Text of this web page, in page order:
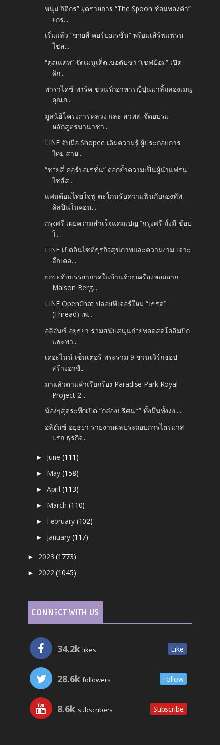
หนุ่ม กิติกร” ผุดรายการ “The Spoon ช้อนทองคำ”
ยกร...
เริ่มแล้ว “ชายสี่ คอร์ปอเรชั่น” พร้อมเสิร์ฟแฟรน
ไชส...
“คุณแคท” จัดเมนูเด็ด..ขอดับซ่า “เชฟป้อม” เปิด
ศึก...
พาราไดซ์ พาร์ค ชวนรักอาหารญี่ปุ่นมาลิ้มลองเมนู
คุณภ...
มูลนิธิโครงการหลวง และ สวพส. จัดอบรม
หลักสูตรนานาชา...
LINE จับมือ Shopee เติมความรู้ ผู้ประกอบการ
ไทย สาย...
“ชายสี่ คอร์ปอเรชั่น” ตอกย้ำความเป็นผู้นำแฟรน
ไชส์ส...
แฟนด้อมไทยใจฟู ตะโกนรับความฟินกับกองทัพ
ศิลปินในคอน...
กรุงศรี เผยความสำเร็จแคมเปญ “กรุงศรี มั่งมี ช้อป
ใ...
LINE เปิดอินไซต์ธุรกิจสุขภาพและความงาม เจาะ
ลึกเคล...
ยกระดับบรรยากาศในบ้านด้วยเครื่องหอมจาก
Maison Berg...
LINE OpenChat ปล่อยฟีเจอร์ใหม่ “เธรด”
(Thread) เพ...
อลิอันซ์ อยุธยา ร่วมสนับสนุนถ่ายทอดสดโอลิมปิก
และพา...
เดอะไนน์ เซ็นเตอร์ พระราม 9 ชวนเวิร์กชอป
สร้างอาชี...
มาแล้วตามคำเรียกร้อง Paradise Park Royal
Project 2...
น้องๆสุดระทึกเปิด “กล่องปริศนา” ทั้งมึนทั้งงง.....
อลิอันซ์ อยุธยา รายงานผลประกอบการไตรมาส
แรก ธุรกิจ...
► June(111)
► May(158)
►April(113)
► March(110)
► February(102)
► January(117)
► 2023(1773)
► 2022(1045)
CONNECT WITH US
34.2k likes Like
28.6k followers Follow
8.6k subscribers Subscribe